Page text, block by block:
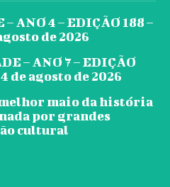
ANO 4 – EDIÇÃO 188 –
de 2026
– ANO 7 – EDIÇÃO
de agosto de 2026
maio da história
por grandes
cultural